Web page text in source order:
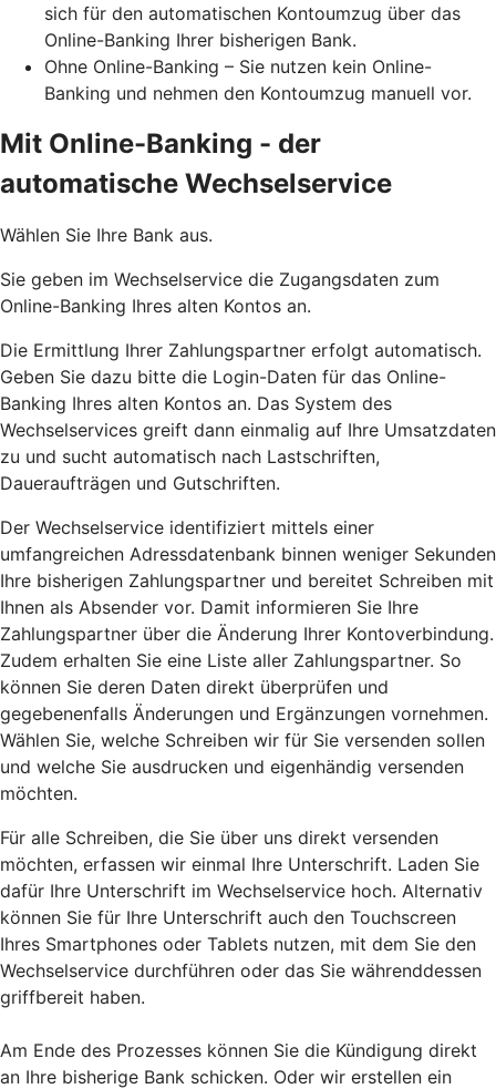
sich für den automatischen Kontoumzug über das
Online-Banking Ihrer bisherigen Bank.
Ohne Online-Banking – Sie nutzen kein Online-
Banking und nehmen den Kontoumzug manuell vor.
Mit Online-Banking - der
automatische Wechselservice
Wählen Sie Ihre Bank aus.
Sie geben im Wechselservice die Zugangsdaten zum
Online-Banking Ihres alten Kontos an.
Die Ermittlung Ihrer Zahlungspartner erfolgt automatisch.
Geben Sie dazu bitte die Login-Daten für das Online-
Banking Ihres alten Kontos an. Das System des
Wechselservices greift dann einmalig auf Ihre Umsatzdaten
zu und sucht automatisch nach Lastschriften,
Daueraufträgen und Gutschriften.
Der Wechselservice identifiziert mittels einer
umfangreichen Adressdatenbank binnen weniger Sekunden
Ihre bisherigen Zahlungspartner und bereitet Schreiben mit
Ihnen als Absender vor. Damit informieren Sie Ihre
Zahlungspartner über die Änderung Ihrer Kontoverbindung.
Zudem erhalten Sie eine Liste aller Zahlungspartner. So
können Sie deren Daten direkt überprüfen und
gegebenenfalls Änderungen und Ergänzungen vornehmen.
Wählen Sie, welche Schreiben wir für Sie versenden sollen
und welche Sie ausdrucken und eigenhändig versenden
möchten.
Für alle Schreiben, die Sie über uns direkt versenden
möchten, erfassen wir einmal Ihre Unterschrift. Laden Sie
dafür Ihre Unterschrift im Wechselservice hoch. Alternativ
können Sie für Ihre Unterschrift auch den Touchscreen
Ihres Smartphones oder Tablets nutzen, mit dem Sie den
Wechselservice durchführen oder das Sie währenddessen
griffbereit haben.
Am Ende des Prozesses können Sie die Kündigung direkt
an Ihre bisherige Bank schicken. Oder wir erstellen ein